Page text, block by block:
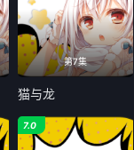
第7集
猫与龙
7.0